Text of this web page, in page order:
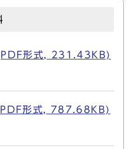
形式, 231.43KB)
形式, 787.68KB)